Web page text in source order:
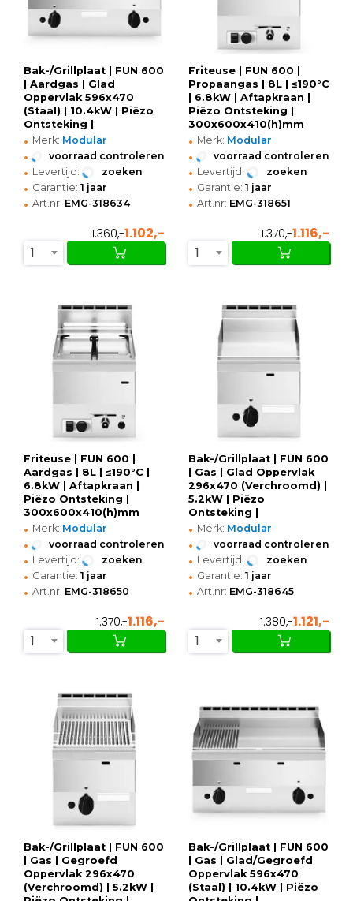
Bak-/Grillplaat | FUN 600
| Aardgas | Glad
Oppervlak 596x470
(Staal) | 10.4kW | Piëzo
Ontsteking |
600x600x410(h)mm
• Merk: Modular
• voorraad controleren
• Levertijd: zoeken
• Garantie: 1 jaar
• Art.nr: EMG-318634
1.360,-1.102,-
1
Friteuse | FUN 600 |
Propaangas | 8L | ≤190°C
| 6.8kW | Aftapkraan |
Piëzo Ontsteking |
300x600x410(h)mm
• Merk: Modular
• voorraad controleren
• Levertijd: zoeken
• Garantie: 1 jaar
• Art.nr: EMG-318651
1.370,-1.116,-
1
Friteuse | FUN 600 |
Aardgas | 8L | ≤190°C |
6.8kW | Aftapkraan |
Piëzo Ontsteking |
300x600x410(h)mm
• Merk: Modular
• voorraad controleren
• Levertijd: zoeken
• Garantie: 1 jaar
• Art.nr: EMG-318650
1.370,-1.116,-
1
Bak-/Grillplaat | FUN 600
| Gas | Glad Oppervlak
296x470 (Verchroomd) |
5.2kW | Piëzo
Ontsteking |
300x600x410(h)mm
• Merk: Modular
• voorraad controleren
• Levertijd: zoeken
• Garantie: 1 jaar
• Art.nr: EMG-318645
1.380,-1.121,-
1
Bak-/Grillplaat | FUN 600
| Gas | Gegroefd
Oppervlak 296x470
(Verchroomd) | 5.2kW |
Bak-/Grillplaat | FUN 600
| Gas | Glad/Gegroefd
Oppervlak 596x470
(Staal) | 10.4kW | Piëzo